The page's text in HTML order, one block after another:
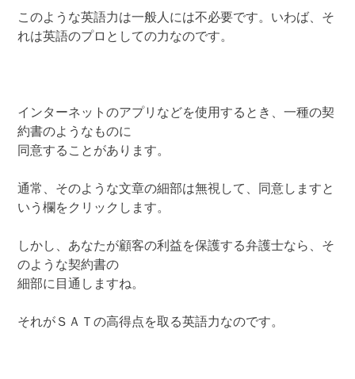
このような英語力は一般人には不必要です。いわば、そ
れは英語のプロとしての力なのです。
インターネットのアプリなどを使用するとき、一種の契
約書のようなものに
同意することがあります。
通常、そのような文章の細部は無視して、同意しますと
いう欄をクリックします。
しかし、あなたが顧客の利益を保護する弁護士なら、そ
のような契約書の
細部に目通しますね。
それがＳＡＴの高得点を取る英語力なのです。